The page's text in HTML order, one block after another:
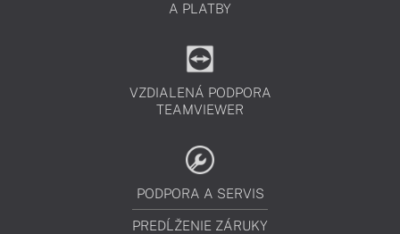
A PLATBY
VZDIALENÁ PODPORA
TEAMVIEWER
PODPORA A SERVIS
PREDĹŽENIE ZÁRUKY